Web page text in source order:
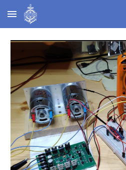
Skip to main content